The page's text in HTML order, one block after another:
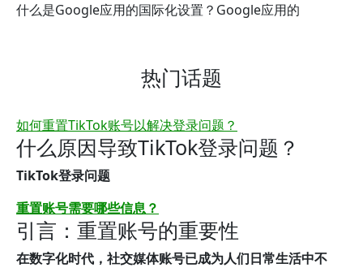
什么是Google应用的国际化设置？Google应用的
热门话题
如何重置TikTok账号以解决登录问题？
什么原因导致TikTok登录问题？
TikTok登录问题
重置账号需要哪些信息？
引言：重置账号的重要性
在数字化时代，社交媒体账号已成为人们日常生活中不